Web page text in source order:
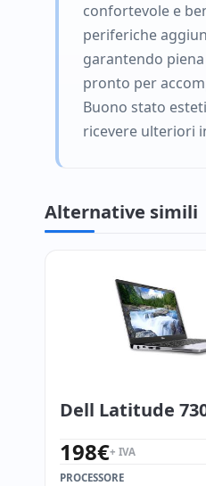
confortevole e
periferiche
garantendo
pronto per
Buono stato
ricevere ulteriori
Alternative simili
Dell Latitude
198€+ IVA
PROCESSORE